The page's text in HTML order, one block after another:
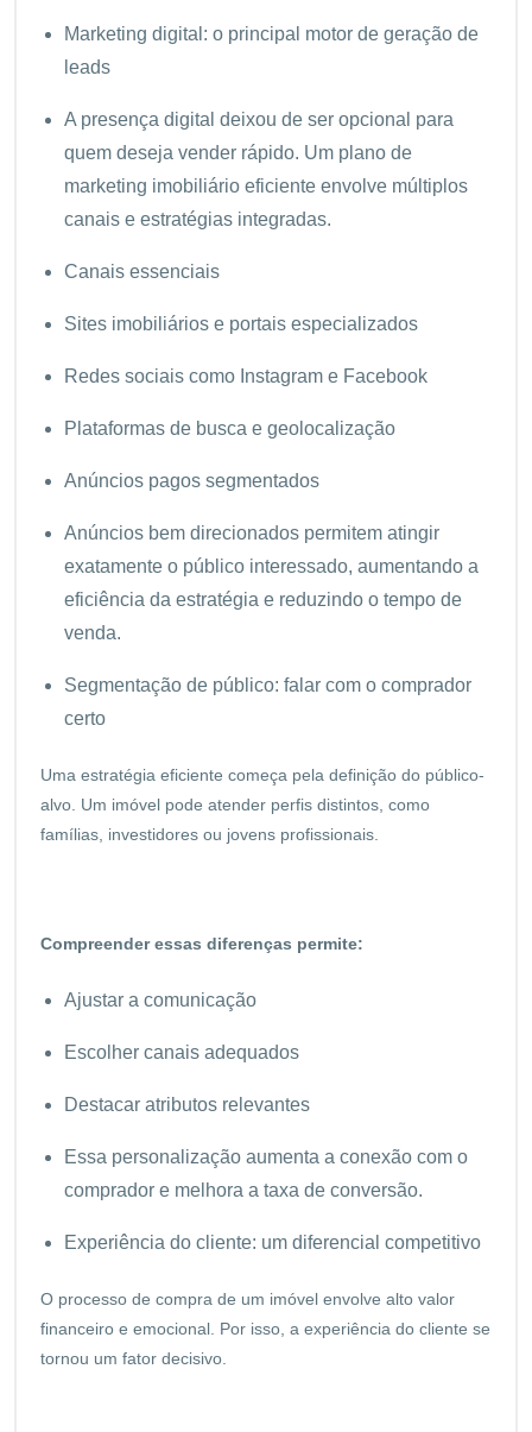
Marketing digital: o principal motor de geração de
leads
A presença digital deixou de ser opcional para
quem deseja vender rápido. Um plano de
marketing imobiliário eficiente envolve múltiplos
canais e estratégias integradas.
Canais essenciais
Sites imobiliários e portais especializados
Redes sociais como Instagram e Facebook
Plataformas de busca e geolocalização
Anúncios pagos segmentados
Anúncios bem direcionados permitem atingir
exatamente o público interessado, aumentando a
eficiência da estratégia e reduzindo o tempo de
venda.
Segmentação de público: falar com o comprador
certo
Uma estratégia eficiente começa pela definição do público-
alvo. Um imóvel pode atender perfis distintos, como
famílias, investidores ou jovens profissionais.
Compreender essas diferenças permite:
Ajustar a comunicação
Escolher canais adequados
Destacar atributos relevantes
Essa personalização aumenta a conexão com o
comprador e melhora a taxa de conversão.
Experiência do cliente: um diferencial competitivo
O processo de compra de um imóvel envolve alto valor
financeiro e emocional. Por isso, a experiência do cliente se
tornou um fator decisivo.